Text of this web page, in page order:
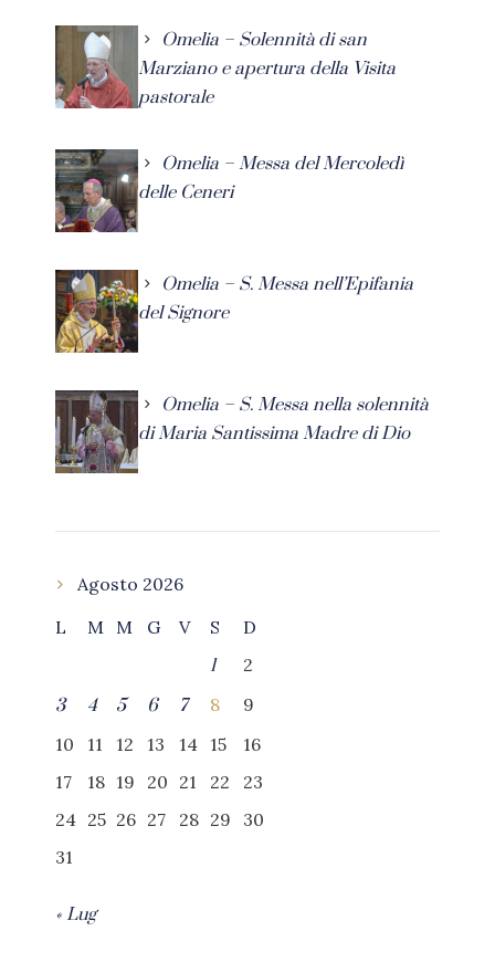
Omelia – Solennità di san
Marziano e apertura della Visita
pastorale
Omelia – Messa del Mercoledì
delle Ceneri
Omelia – S. Messa nell’Epifania
del Signore
Omelia – S. Messa nella solennità
di Maria Santissima Madre di Dio
Agosto 2026
L
M M G V S
D
1
2
3
4 5 6 7 8
9
10
11 12 13 14 15
16
17
18 19 20 21 22
23
24 25 26 27 28 29
30
31
« Lug